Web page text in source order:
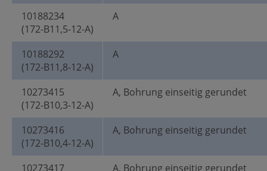
10188234
(172-B11,5-12-A)
A
10188292
(172-B11,8-12-A)
A
10273415
(172-B10,3-12-A)
A, Bohrung einseitig gerundet
10273416
(172-B10,4-12-A)
A, Bohrung einseitig gerundet
10273417
A, Bohrung einseitig gerundet